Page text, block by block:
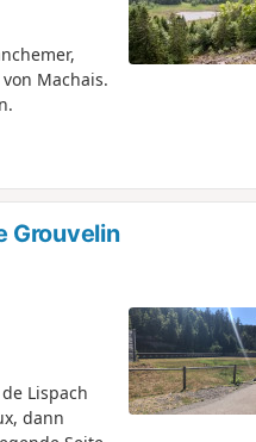
Machais.
Grouvelin
Lispach
dann